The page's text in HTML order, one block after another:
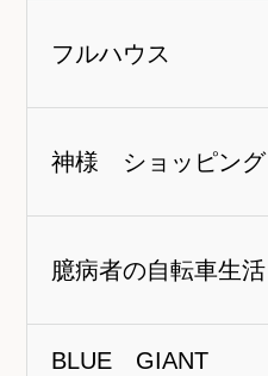
フルハウス
神様 ショッピング
臆病者の自転車生活
BLUE GIANT